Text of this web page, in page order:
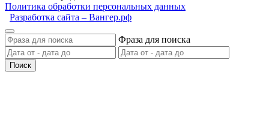
Политика обработки персональных данных
Разработка сайта – Вангер.рф
Фраза для поиска
Поиск